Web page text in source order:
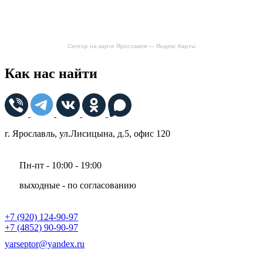
Септор на карте Ярославля — Яндекс Карты
Как нас найти
г. Ярославль, ул.Лисицына, д.5, офис 120
Пн-пт - 10:00 - 19:00
выходные - по согласованию
+7 (920) 124-90-97
+7 (4852) 90-90-97
yarseptor@yandex.ru